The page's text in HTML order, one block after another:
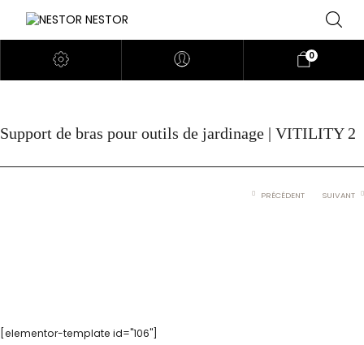
0
Support de bras pour outils de jardinage | VITILITY 2
PRÉCÉDENT SUIVANT
[elementor-template id="106"]